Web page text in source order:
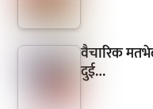
वैचारिक
दुई…